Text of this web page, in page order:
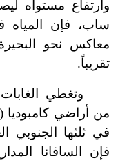
وارتفاع مستواه
ساب، فإن المياه
تقريباً.
وتغطي
في ثلثها الجنوبي
فإن السافانا